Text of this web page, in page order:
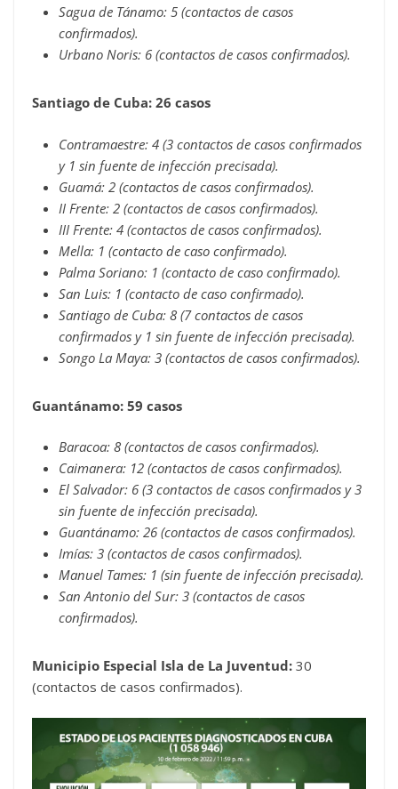
Sagua de Tánamo: 5 (contactos de casos
confirmados).
Urbano Noris: 6 (contactos de casos confirmados).
Santiago de Cuba: 26 casos
Contramaestre: 4 (3 contactos de casos confirmados
y 1 sin fuente de infección precisada).
Guamá: 2 (contactos de casos confirmados).
II Frente: 2 (contactos de casos confirmados).
III Frente: 4 (contactos de casos confirmados).
Mella: 1 (contacto de caso confirmado).
Palma Soriano: 1 (contacto de caso confirmado).
San Luis: 1 (contacto de caso confirmado).
Santiago de Cuba: 8 (7 contactos de casos
confirmados y 1 sin fuente de infección precisada).
Songo La Maya: 3 (contactos de casos confirmados).
Guantánamo: 59 casos
Baracoa: 8 (contactos de casos confirmados).
Caimanera: 12 (contactos de casos confirmados).
El Salvador: 6 (3 contactos de casos confirmados y 3
sin fuente de infección precisada).
Guantánamo: 26 (contactos de casos confirmados).
Imías: 3 (contactos de casos confirmados).
Manuel Tames: 1 (sin fuente de infección precisada).
San Antonio del Sur: 3 (contactos de casos
confirmados).
Municipio Especial Isla de La Juventud: 30
(contactos de casos confirmados).